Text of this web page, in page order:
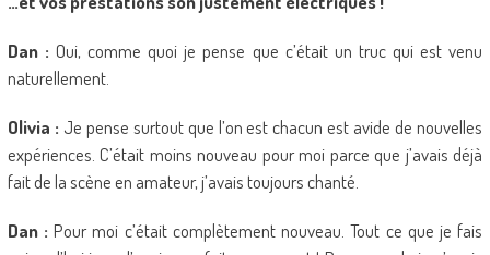
Dan : Oui, comme quoi je pense que c’était un truc qui est venu
naturellement.
Olivia : Je pense surtout que l’on est chacun est avide de nouvelles
expériences. C’était moins nouveau pour moi parce que j’avais déjà
fait de la scène en amateur, j’avais toujours chanté.
Dan :Pour moi c’était complètement nouveau. Tout ce que je fais